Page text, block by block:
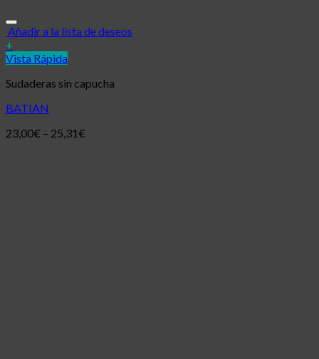
Añadir a la lista de deseos
+
Vista Rápida
Sudaderas sin capucha
BATIAN
23,00€ – 25,31€